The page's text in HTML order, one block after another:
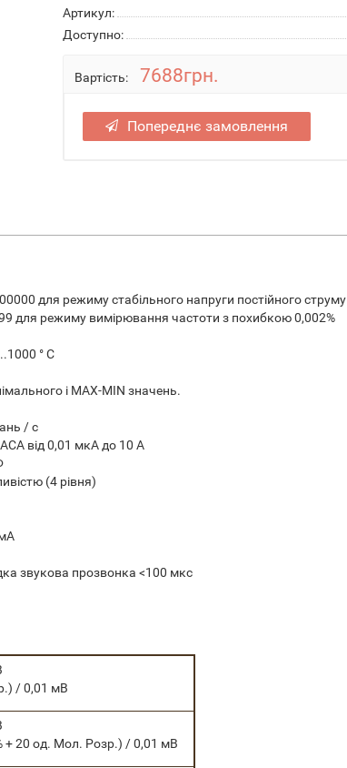
Артикул:
Доступно:
Вартість: 7688грн.
Попереднє замовлення
для режиму стабільного напруги постійного струму
для режиму вимірювання частоти з похибкою 0,002%
° С
і МАХ-MIN значень.
/ с
від 0,01 мкА до 10 А
(4 рівня)
звукова прозвонка <100 мкс
/ 0,01 мВ
+ 20 од. Мол. Розр.) / 0,01 мВ